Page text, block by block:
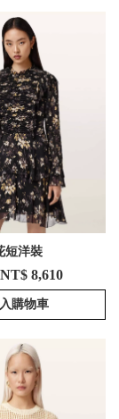
短洋裝
NT$ 8,610
購物車